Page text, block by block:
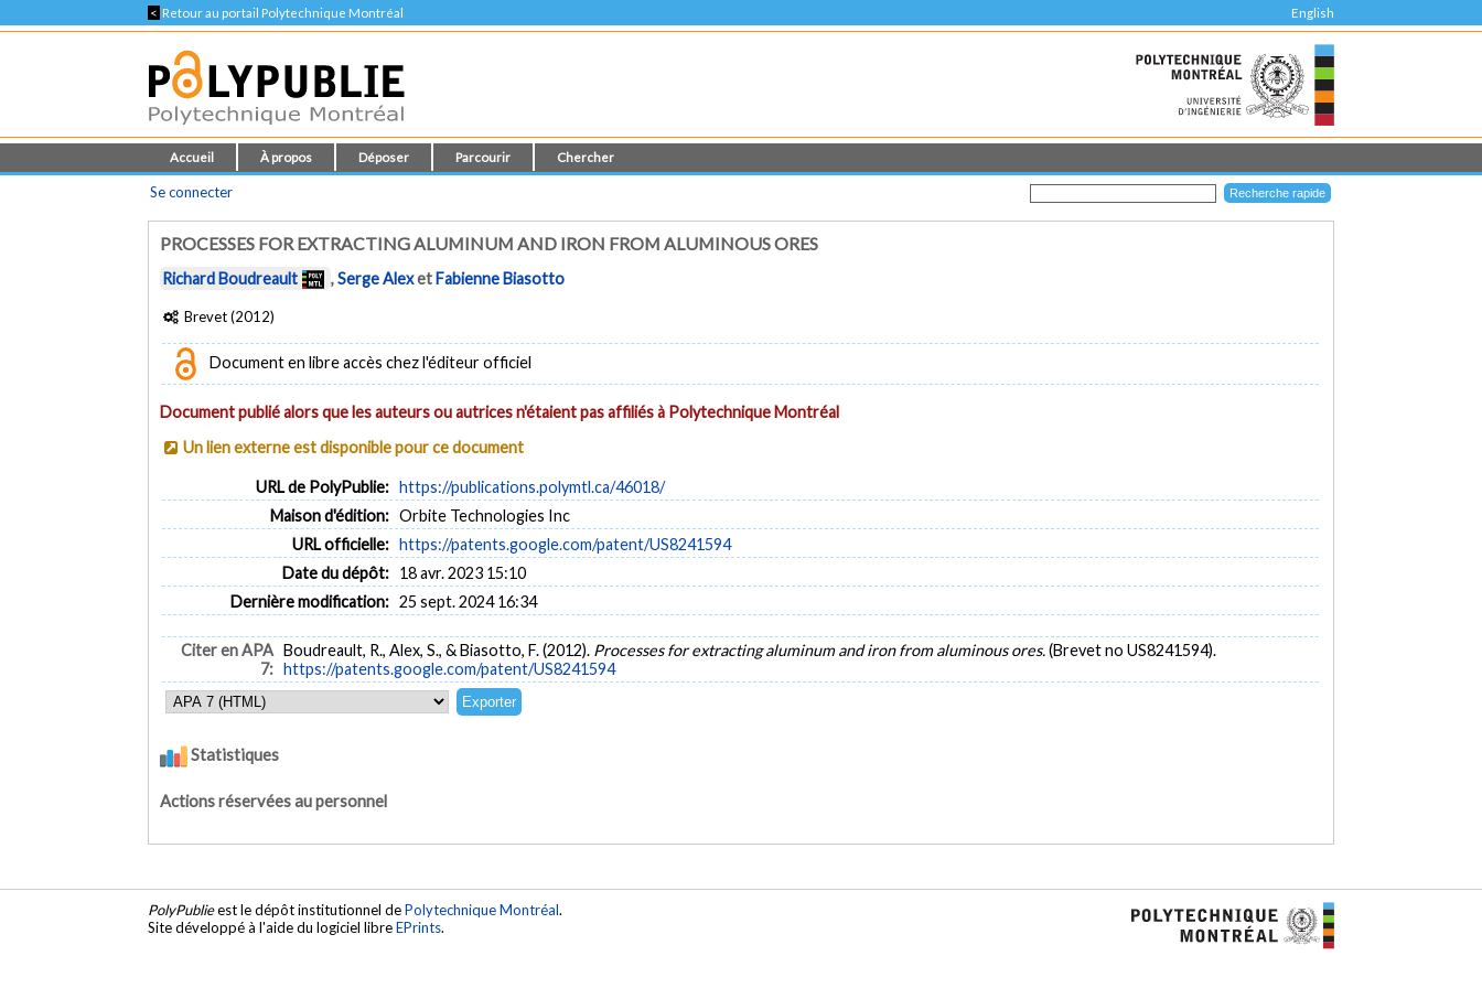
< Retour au portail Polytechnique Montréal English
Accueil À propos Déposer Parcourir Chercher
Se connecter
PROCESSES FOR EXTRACTING ALUMINUM AND IRON FROM ALUMINOUS ORES
Richard Boudreault ,Serge AlexetFabienne Biasotto
Brevet (2012)
Document en libre accès chez l'éditeur officiel
Document publié alors que les auteurs ou autrices n'étaient pas affiliés à Polytechnique Montréal
Un lien externe est disponible pour ce document
URL de PolyPublie: https://publications.polymtl.ca/46018/
Maison d'édition: Orbite Technologies Inc
URL officielle: https://patents.google.com/patent/US8241594
Date du dépôt: 18 avr. 2023 15:10
Dernière modification: 25 sept. 2024 16:34
Citer en APA
7:
Boudreault, R., Alex, S., & Biasotto, F. (2012). Processes for extracting aluminum and iron from aluminous ores.(Brevet no US8241594).
https://patents.google.com/patent/US8241594
Statistiques
Actions réservées au personnel
PolyPublieest le dépôt institutionnel dePolytechnique Montréal.
Site développé à l'aide du logiciel libreEPrints.